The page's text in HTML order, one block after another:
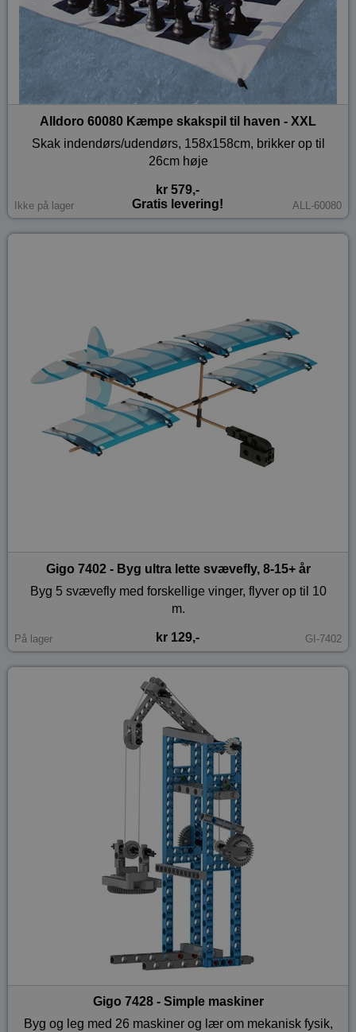
Alldoro 60080 Kæmpe skakspil til haven - XXL
Skak indendørs/udendørs, 158x158cm, brikker op til
26cm høje
Ikke på lager
kr 579,-
Gratis levering!
ALL-60080
Gigo 7402 - Byg ultra lette svævefly, 8-15+ år
Byg 5 svævefly med forskellige vinger, flyver op til 10
m.
På lager kr 129,- GI-7402
Gigo 7428 - Simple maskiner
Byg og leg med 26 maskiner og lær om mekanisk fysik,